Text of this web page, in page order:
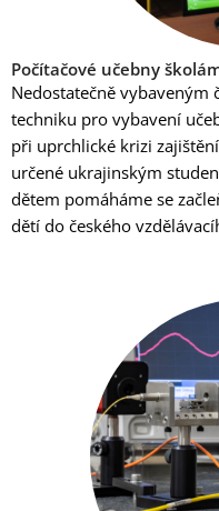
Počítačové učebny
Nedostatečně vybaveným
techniku pro vybavení
při uprchlické krizi
určené ukrajinským
dětem pomáháme se
dětí do českého